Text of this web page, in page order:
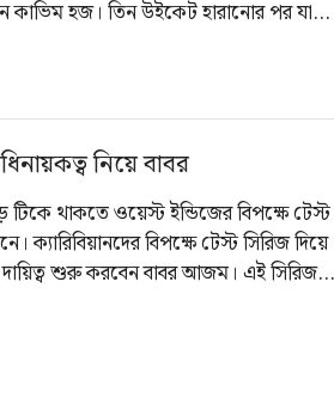
কাভিম হজ। তিন উইকেট হারানোর পর যা
১৯৪ রান তুলেছে ওয়েস্ট ইন্ডিজ।
নিয়ে বাবর
টিকে থাকতে ওয়েস্ট ইন্ডিজের বিপক্ষে টেস্ট
ক্যারিবিয়ানদের বিপক্ষে টেস্ট সিরিজ দিয়ে
দায়িত্ব শুরু করবেন বাবর আজম। এই সিরিজটি